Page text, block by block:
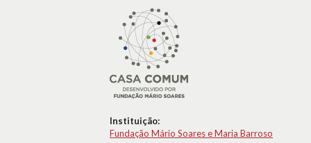
Instituição:
Fundação Mário Soares e Maria Barroso